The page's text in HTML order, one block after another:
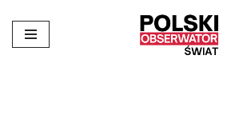
Przejdź